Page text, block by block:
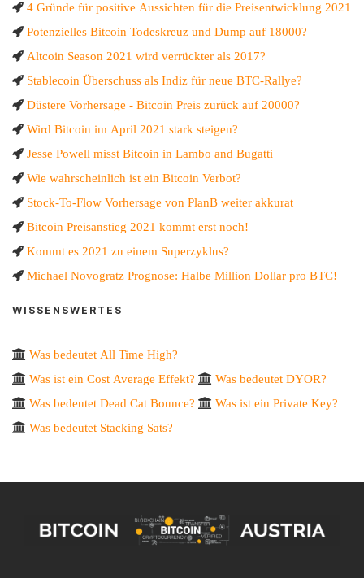
4 Gründe für positive Aussichten für die Preisentwicklung 2021
Potenzielles Bitcoin Todeskreuz und Dump auf 18000?
Altcoin Season 2021 wird verrückter als 2017?
Stablecoin Überschuss als Indiz für neue BTC-Rallye?
Düstere Vorhersage - Bitcoin Preis zurück auf 20000?
Wird Bitcoin im April 2021 stark steigen?
Jesse Powell misst Bitcoin in Lambo and Bugatti
Wie wahrscheinlich ist ein Bitcoin Verbot?
Stock-To-Flow Vorhersage von PlanB weiter akkurat
Bitcoin Preisanstieg 2021 kommt erst noch!
Kommt es 2021 zu einem Superzyklus?
Michael Novogratz Prognose: Halbe Million Dollar pro BTC!
WISSENSWERTES
Was bedeutet All Time High?
Was ist ein Cost Average Effekt?
Was bedeutet DYOR?
Was bedeutet Dead Cat Bounce?
Was ist ein Private Key?
Was bedeutet Stacking Sats?